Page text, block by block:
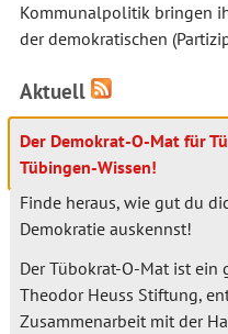
Kommunalpolitik bringen
der demokratischen
Aktuell
Der Demokrat-O-Mat für
Tübingen-Wissen!
Finde heraus, wie gut du
Demokratie auskennst!
Der Tübokrat-O-Mat ist ein
Theodor Heuss Stiftung,
Zusammenarbeit mit der